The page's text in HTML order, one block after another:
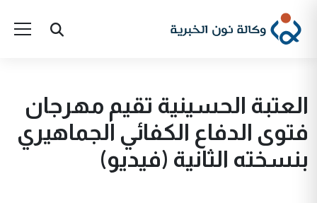
العتبة الحسينية تقيم مهرجان
فتوى الدفاع الكفائي الجماهيري
بنسخته الثانية (فيديو)